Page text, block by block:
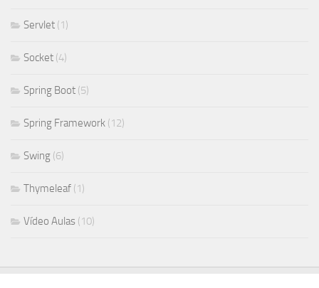
Servlet (1)
Socket (4)
Spring Boot (5)
Spring Framework (12)
Swing (6)
Thymeleaf (1)
Vídeo Aulas (10)